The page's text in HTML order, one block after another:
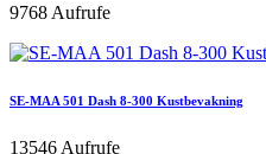
9768 Aufrufe
SE-MAA 501 Dash 8-300 Kustbevakning
13546 Aufrufe